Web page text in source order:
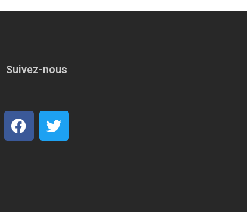
Suivez-nous